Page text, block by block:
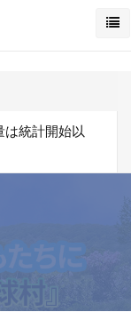
は統計開始以